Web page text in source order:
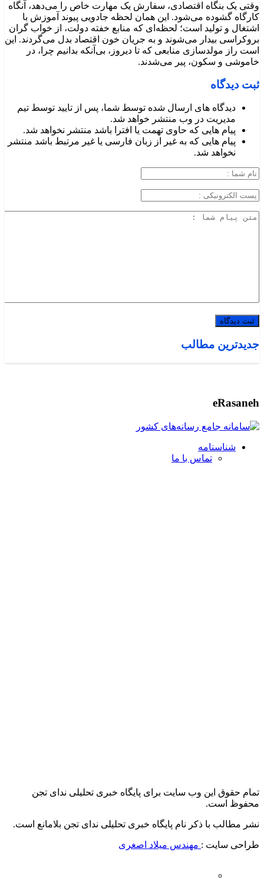
وقتی یک بنگاه اقتصادی، سفارش یک مهارت خاص را می‌دهد، آنگاه
کارگاه گشوده می‌شود. این همان لحظه جادویی پیوند آموزش با
اشتغال و تولید است؛ لحظه‌ای که منابع خفته دولت، از خواب گران
بروکراسی بیدار می‌شوند و به جریان خون اقتصاد بدل می‌گردند. این
است راز مولدسازی منابعی که تا دیروز، بی‌آنکه بدانیم چرا، در
خاموشی و سکون، پیر می‌شدند.
ثبت دیدگاه
دیدگاه های ارسال شده توسط شما، پس از تایید توسط تیم
مدیریت در وب منتشر خواهد شد.
پیام هایی که حاوی تهمت یا افترا باشد منتشر نخواهد شد.
پیام هایی که به غیر از زبان فارسی یا غیر مرتبط باشد منتشر
نخواهد شد.
جدیدترین مطالب
eRasaneh
شناسنامه
تماس با ما
تمام حقوق این وب سایت برای پایگاه خبری تحلیلی ندای تجن
محفوظ است.
نشر مطالب با ذکر نام پایگاه خبری تحلیلی ندای تجن بلامانع است.
طراحی سایت : مهندس میلاد اصغری